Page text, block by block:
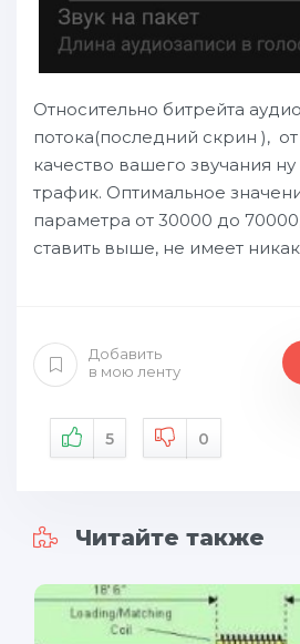
Относительно битрейта аудио
потока(последний скрин ), от
качество вашего звучания
трафик. Оптимальное
параметра от 30000 до
ставить выше, не имеет
Добавить
в мою ленту
5 0
Читайте также